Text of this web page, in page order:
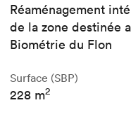
Réaménagement
de la zone destinée
Biométrie du Flon
Surface (SBP)
228 m2